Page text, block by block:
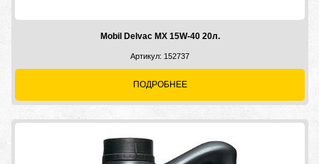
Mobil Delvac MX 15W-40 20л.
Артикул: 152737
ПОДРОБНЕЕ